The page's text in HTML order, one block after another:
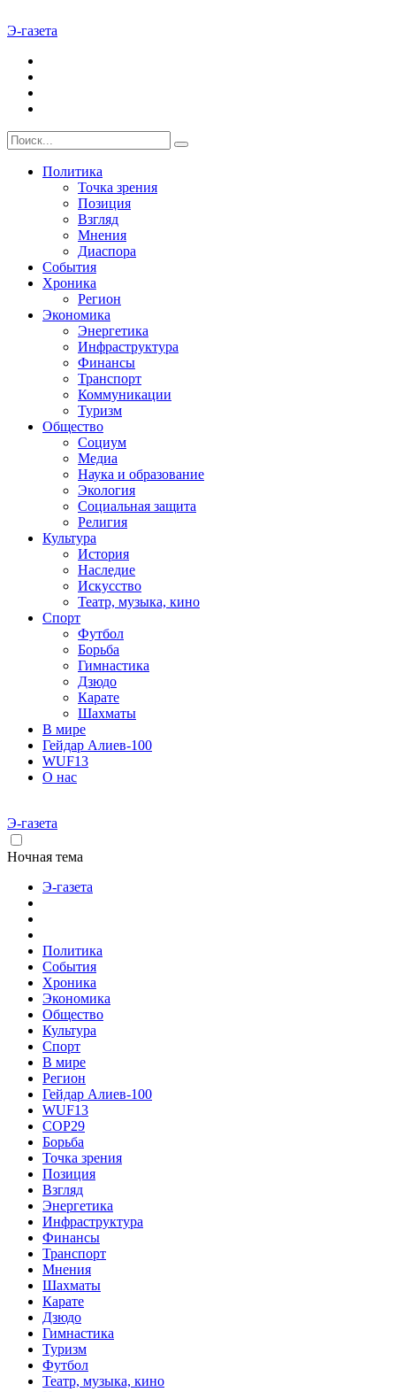
Э-газета
Политика
Точка зрения
Позиция
Взгляд
Мнения
Диаспора
События
Хроника
Регион
Экономика
Энергетика
Инфраструктура
Финансы
Транспорт
Коммуникации
Туризм
Общество
Социум
Медиа
Наука и образование
Экология
Социальная защита
Религия
Культура
История
Наследие
Искусство
Театр, музыка, кино
Спорт
Футбол
Борьба
Гимнастика
Дзюдо
Карате
Шахматы
В мире
Гейдар Алиев-100
WUF13
О нас
Э-газета
Ночная тема
Э-газета
Политика
События
Хроника
Экономика
Общество
Культура
Спорт
В мире
Регион
Гейдар Алиев-100
WUF13
COP29
Борьба
Точка зрения
Позиция
Взгляд
Энергетика
Инфраструктура
Финансы
Транспорт
Мнения
Шахматы
Карате
Дзюдо
Гимнастика
Туризм
Футбол
Театр, музыка, кино